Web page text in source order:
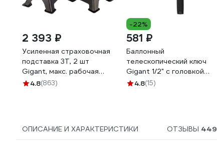
2 393 ₽
Усиленная страховочная
подставка 3Т, 2 шт
Gigant, макс. рабочая
высота 425мм, мин.
4.8(863)
-22%
581 ₽
Баллонный
телескопический ключ
Gigant 1/2" с головкой
17/19мм, длина 350-
4.8(15)
ОПИСАНИЕ И ХАРАКТЕРИСТИКИ ОТЗЫВЫ 449